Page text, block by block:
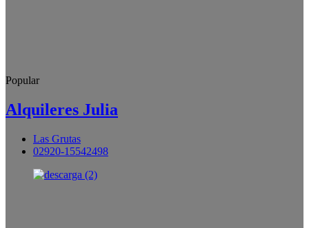
Popular
Alquileres Julia
Las Grutas
02920-15542498